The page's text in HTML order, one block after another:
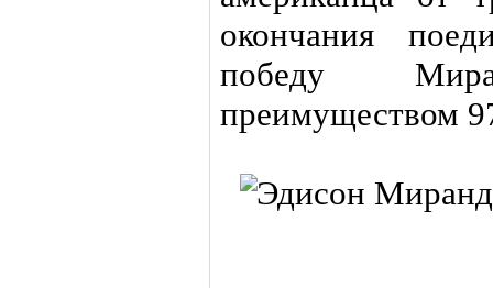
окончания
победу
преимуществом